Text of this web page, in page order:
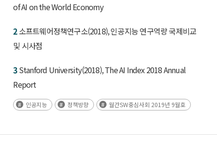
of AI on the World Economy
2소프트웨어정책연구소(2018), 인공지능 연구역량 국제비교
및 시사점
3Stanford University(2018), The AI Index 2018 Annual
Report
인공지능 정책방향 월간SW중심사회 2019년 9월호